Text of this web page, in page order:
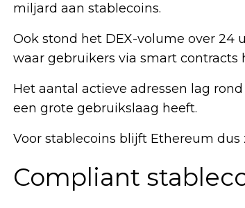
miljard aan stablecoins.
Ook stond het DEX-volume over 24
waar gebruikers via smart contracts
Het aantal actieve adressen lag
een grote gebruikslaag heeft.
Voor stablecoins blijft Ethereum
Compliant